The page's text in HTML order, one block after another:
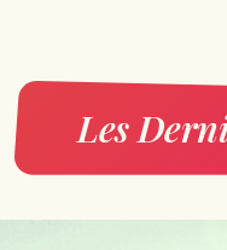
Les